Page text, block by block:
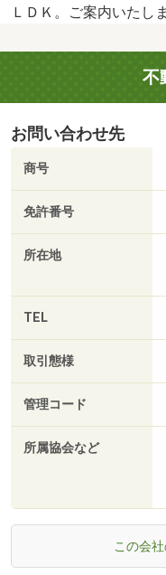
ＬＤＫ。ご案内いたし
不
お問い合わせ先
商号
免許番号
所在地
TEL
取引態様
管理コード
所属協会など
この会